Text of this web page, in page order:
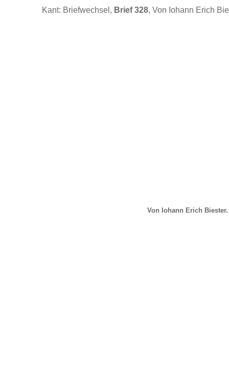
Kant: Briefwechsel, Brief 328, Von Iohann Erich
Von Iohann Erich Biester.